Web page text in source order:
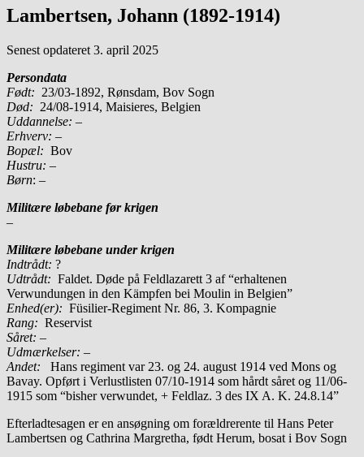
Lambertsen, Johann (1892-1914)
Senest opdateret 3. april 2025
Persondata
Født: 23/03-1892, Rønsdam, Bov Sogn
Død: 24/08-1914, Maisieres, Belgien
Uddannelse: –
Erhverv: –
Bopæl: Bov
Hustru: –
Børn: –
Militære løbebane før krigen
–
Militære løbebane under krigen
Indtrådt: ?
Udtrådt: Faldet. Døde på Feldlazarett 3 af “erhaltenen
Verwundungen in den Kämpfen bei Moulin in Belgien”
Enhed(er): Füsilier-Regiment Nr. 86, 3. Kompagnie
Rang: Reservist
Såret: –
Udmærkelser: –
Andet: Hans regiment var 23. og 24. august 1914 ved Mons og
Bavay. Opført i Verlustlisten 07/10-1914 som hårdt såret og 11/06-
1915 som “bisher verwundet, + Feldlaz. 3 des IX A. K. 24.8.14”
Efterladtesagen er en ansøgning om forældrerente til Hans Peter
Lambertsen og Cathrina Margretha, født Herum, bosat i Bov Sogn